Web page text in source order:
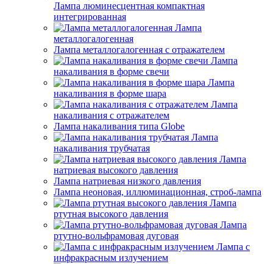
Лампа люминесцентная компактная
интегрированная
Лампа
металлогалогенная
Лампа металлогалогенная с отражателем
Лампа
накаливания в форме свечи
Лампа
накаливания в форме шара
Лампа
накаливания с отражателем
Лампа накаливания типа Globe
Лампа
накаливания трубчатая
Лампа
натриевая высокого давления
Лампа натриевая низкого давления
Лампа неоновая, иллюминационная, строб-лампа
Лампа
ртутная высокого давления
Лампа
ртутно-вольфрамовая дуговая
Лампа с
инфракрасным излучением